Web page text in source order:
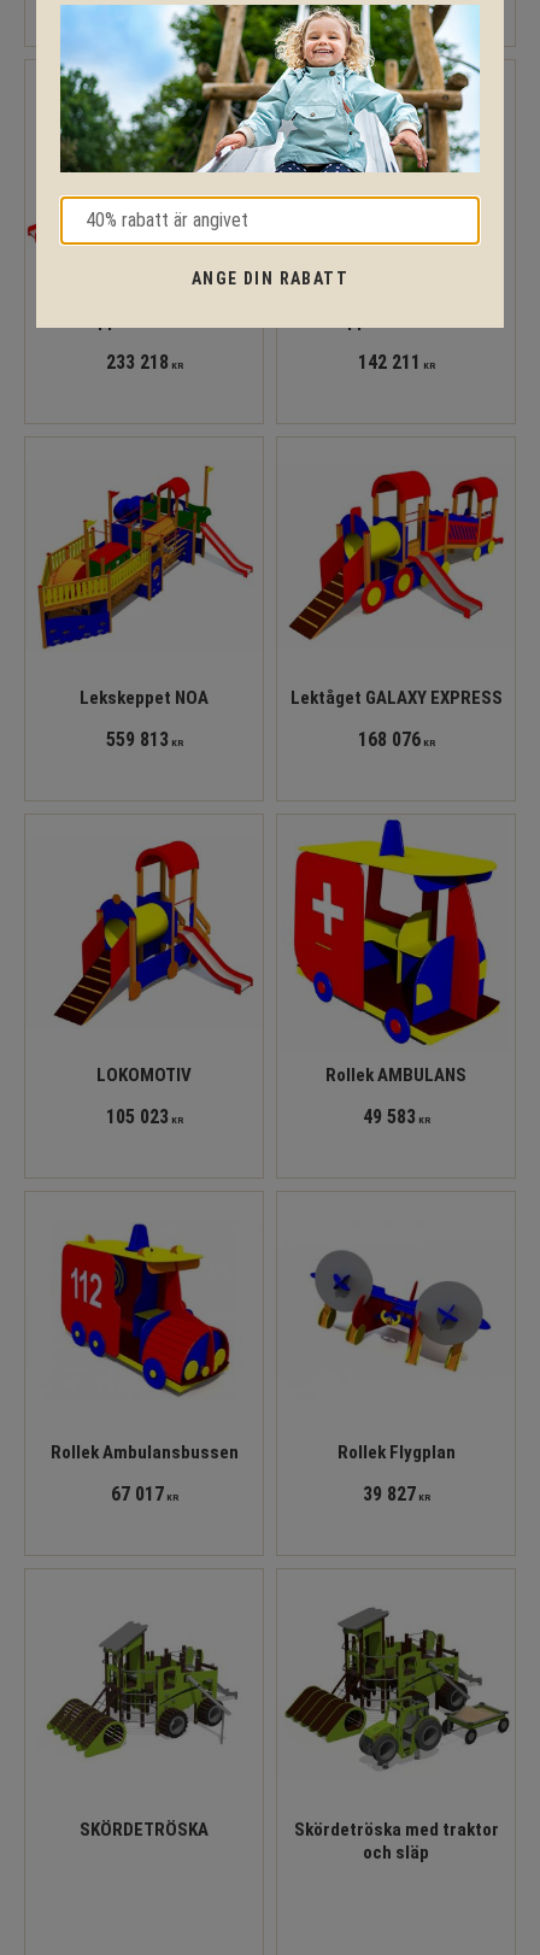
233 218 KR 142 211 KR
Lekskeppet NOA
559 813 KR
Lektåget GALAXY EXPRESS
168 076KR
LOKOMOTIV
105 023 KR
Rollek AMBULANS
49 583 KR
Rollek Ambulansbussen
67 017 KR
Rollek Flygplan
39 827 KR
SKÖRDETRÖSKA
Skördetröska med traktor
och släp
ANGE DIN RABATT